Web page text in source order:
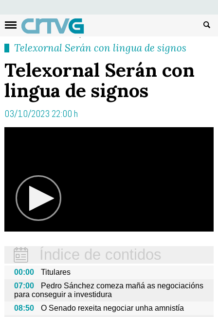
Telexornal Serán con lingua de signos
Telexornal Serán con
lingua de signos
03/10/2023 22:00 h
Índice de contidos
00:00
Titulares
07:00
Pedro Sánchez comeza mañá as negociacións
para conseguir a investidura
08:50
O Senado rexeita negociar unha amnistía